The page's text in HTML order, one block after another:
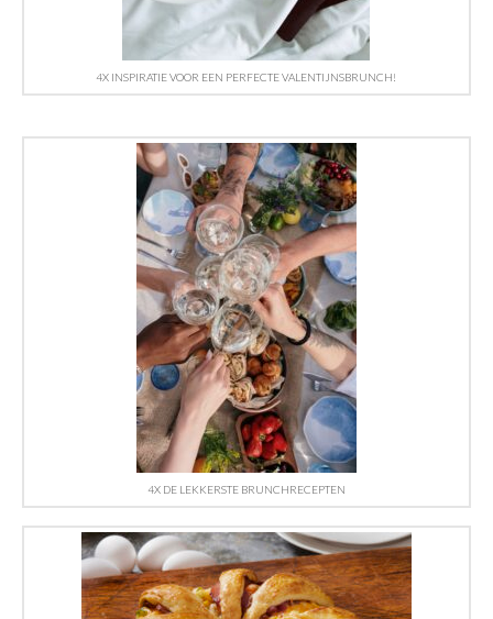
4X INSPIRATIE VOOR EEN PERFECTE VALENTIJNSBRUNCH!
4X DE LEKKERSTE BRUNCHRECEPTEN